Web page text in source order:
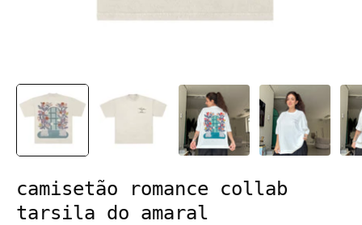
camisetão romance collab
tarsila do amaral